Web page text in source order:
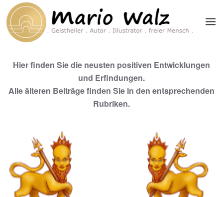
Zum Hauptinhalt springen
Hier finden Sie die neusten positiven Entwicklungen
und Erfindungen.
Alle älteren Beiträge finden Sie in den entsprechenden
Rubriken.